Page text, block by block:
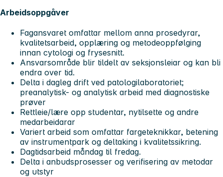
Arbeidsoppgåver
Fagansvaret omfattar mellom anna prosedyrar,
kvalitetsarbeid, opplæring og metodeoppfølging
innan cytologi og frysesnitt.
Ansvarsområde blir tildelt av seksjonsleiar og kan bli
endra over tid.
Delta i dagleg drift ved patologilaboratoriet;
preanalytisk- og analytisk arbeid med diagnostiske
prøver
Rettleie/lære opp studentar, nytilsette og andre
medarbeidarar
Variert arbeid som omfattar fargeteknikkar, betening
av instrumentpark og deltaking i kvalitetssikring.
Dagtidsarbeid måndag til fredag.
Delta i anbudsprosesser og verifisering av metodar
og utstyr